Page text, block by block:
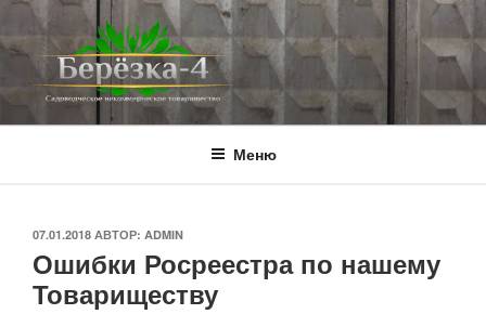
Перейти
к
содержимому
BEREZKA4.RU
СНТ Берёзка-4
Меню
ОПУБЛИКОВАНО
07.01.2018 АВТОР: ADMIN
Ошибки Росреестра по нашему
Товариществу